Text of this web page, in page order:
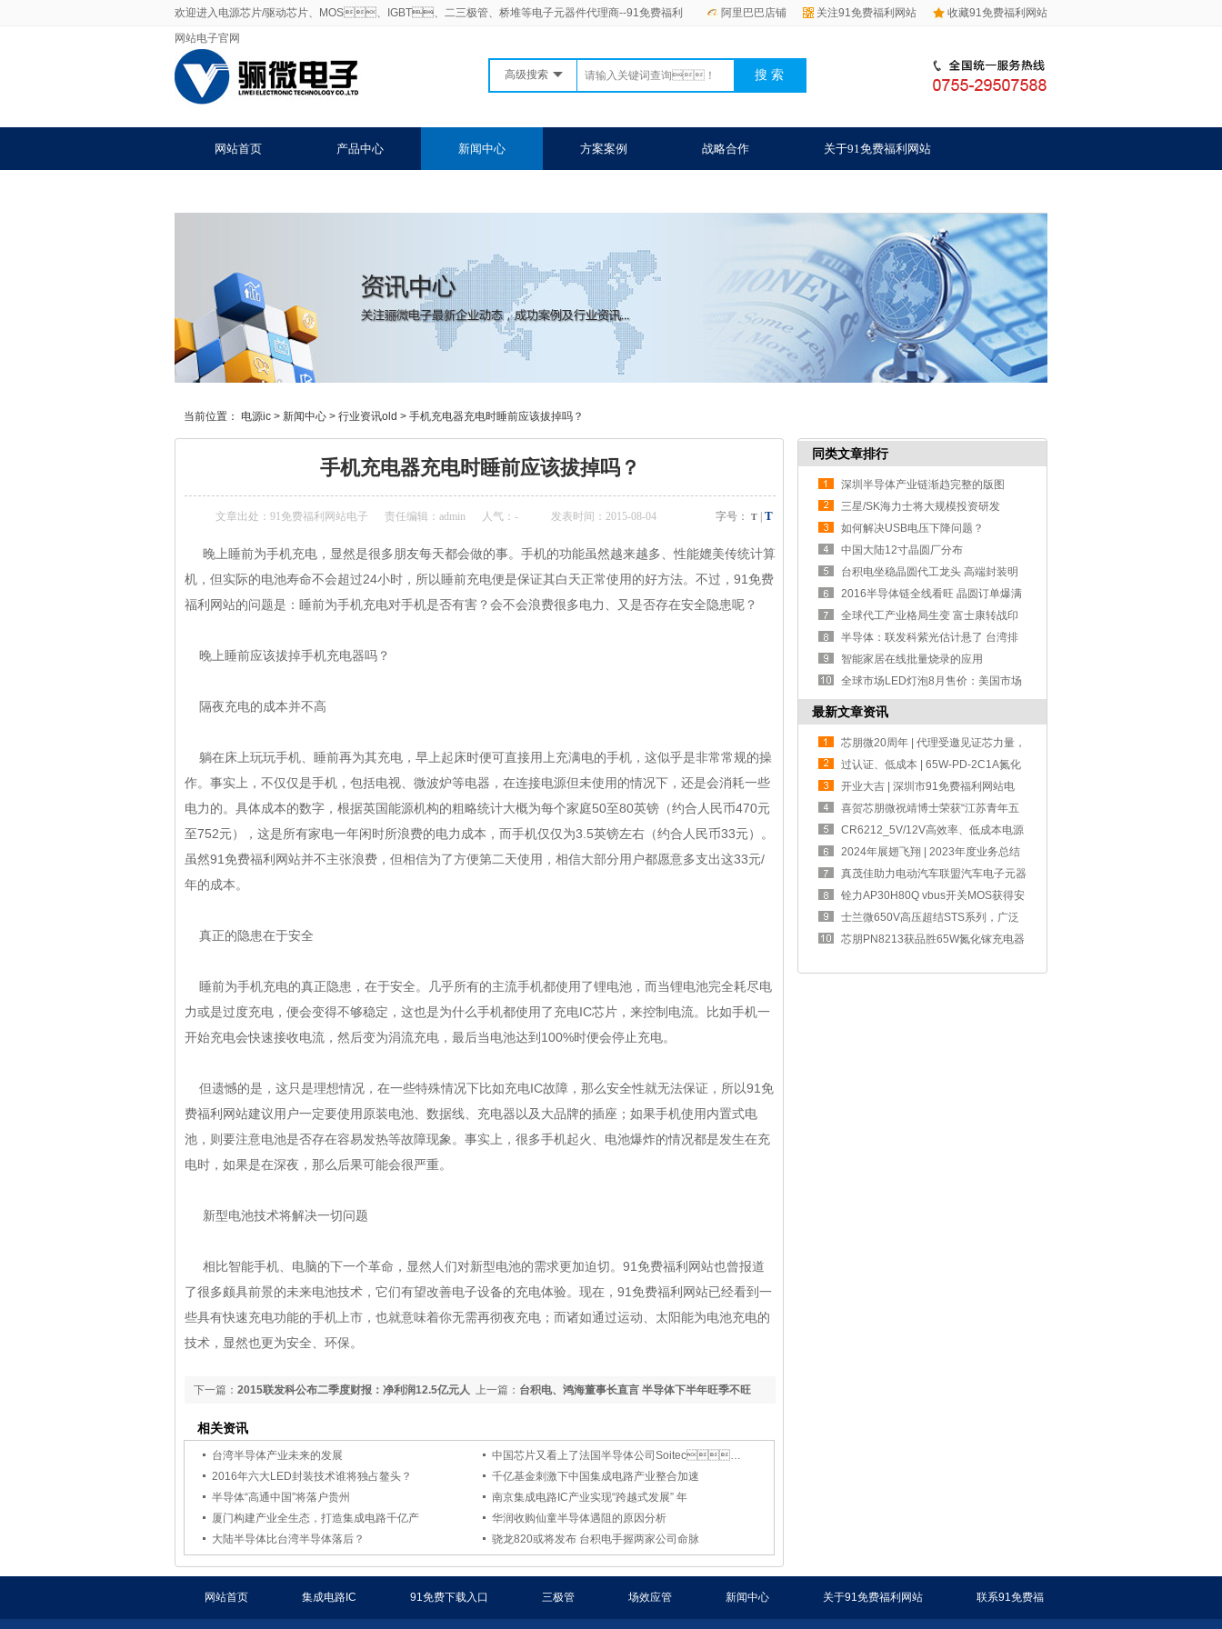
阿里巴巴店铺 关注91免费福利网站 收藏91免费福利网站
欢迎进入电源芯片/驱动芯片、MOS、IGBT、二三极管、桥堆等电子元器件代理商--91免费福利
网站电子官网
高级搜索
网站首页 产品中心 新闻中心 方案案例 战略合作 关于91免费福利网站
当前位置： 电源ic > 新闻中心 > 行业资讯old > 手机充电器充电时睡前应该拔掉吗？
手机充电器充电时睡前应该拔掉吗？
字号： T T
文章出处： 91免费福利网站电子 责任编辑：admin 人气： - 发表时间：2015-08-04
晚上睡前为手机充电，显然是很多朋友每天都会做的事。手机的功能虽然越来越多、性能媲美传统计算
机，但实际的电池寿命不会超过24小时，所以睡前充电便是保证其白天正常使用的好方法。不过，91免费
福利网站的问题是：睡前为手机充电对手机是否有害？会不会浪费很多电力、又是否存在安全隐患呢？
晚上睡前应该拔掉手机充电器吗？
隔夜充电的成本并不高
躺在床上玩玩手机、睡前再为其充电，早上起床时便可直接用上充满电的手机，这似乎是非常常规的操
作。事实上，不仅仅是手机，包括电视、微波炉等电器，在连接电源但未使用的情况下，还是会消耗一些
电力的。具体成本的数字，根据英国能源机构的粗略统计大概为每个家庭50至80英镑（约合人民币470元
至752元），这是所有家电一年闲时所浪费的电力成本，而手机仅仅为3.5英镑左右（约合人民币33元）。
虽然91免费福利网站并不主张浪费，但相信为了方便第二天使用，相信大部分用户都愿意多支出这33元/
年的成本。
真正的隐患在于安全
睡前为手机充电的真正隐患，在于安全。几乎所有的主流手机都使用了锂电池 ，而当锂电池完全耗尽电
力或是过度充电，便会变得不够稳定，这也是为什么手机都使用了充电IC芯片，来控制电流。比如手机一
开始充电会快速接收电流，然后变为涓流充电，最后当电池达到100%时便会停止充电。
但遗憾的是，这只是理想情况，在一些特殊情况下比如充电IC故障，那么安全性就无法保证，所以91免
费福利网站建议用户一定要使用原装电池、数据线、充电器以及大品牌的插座；如果手机使用内置式电
池，则要注意电池是否存在容易发热等故障现象。事实上，很多手机起火、电池爆炸的情况都是发生在充
电时，如果是在深夜，那么后果可能会很严重。
新型电池技术将解决一切问题
相比智能手机、电脑的下一个革命，显然人们对新型电池的需求更加迫切。91免费福利网站也曾报道
了很多颇具前景的未来电池技术，它们有望改善电子设备的充电体验。现在，91免费福利网站已经看到一
些具有快速充电功能的手机上市，也就意味着你无需再彻夜充电；而诸如通过运动、太阳能为电池充电的
技术，显然也更为安全、环保。
上一篇： 台积电、鸿海董事长直言 半导体下半年旺季不旺
下一篇： 2015联发科公布二季度财报：净利润12.5亿元人
相关资讯
台湾半导体产业未来的发展
中国芯片又看上了法国半导体公司Soitec。
2016年六大LED封装技术谁将独占鳌头？
千亿基金刺激下中国集成电路产业整合加速
半导体“高通中国”将落户贵州
南京集成电路IC产业实现“跨越式发展” 年
厦门构建产业全生态，打造集成电路千亿产
华润收购仙童半导体遇阻的原因分析
大陆半导体比台湾半导体落后？
骁龙820或将发布 台积电手握两家公司命脉
同类文章排行
深圳半导体产业链渐趋完整的版图
三星/SK海力士将大规模投资研发
DRAM 市场或
如何解决USB电压下降问题？
中国大陆12寸晶圆厂分布
台积电坐稳晶圆代工龙头 高端封装明
年丰收
2016半导体链全线看旺 晶圆订单爆满
全球代工产业格局生变 富士康转战印
度
半导体：联发科紫光估计悬了 台湾排
斥陆资
智能家居在线批量烧录的应用
全球市场LED灯泡8月售价：美国市场
价格最
最新文章资讯
芯朋微20周年 | 代理受邀见证芯力量，
共赴
过认证、低成本 | 65W-PD-2C1A氮化
镓设计方
开业大吉 | 深圳市91免费福利网站电
子-宁波分公司！
喜贺芯朋微祝靖博士荣获“江苏青年五
四奖章
CR6212_5V/12V高效率、低成本电源
方案，完
2024年展翅飞翔 | 2023年度业务总结
交流大
真茂佳助力电动汽车联盟汽车电子元器
件工作
铨力AP30H80Q vbus开关MOS获得安
克67W 2C1A
士兰微650V高压超结STS系列，广泛
应用于消
芯朋PN8213获品胜65W氮化镓充电器
网站首页 集成电路IC 91免费下载入口 三极管 场效应管 新闻中心 关于91免费福利网站 联系91免费福